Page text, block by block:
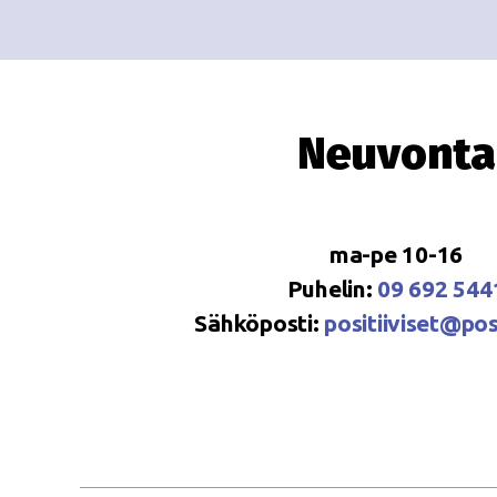
Neuvonta
ma-pe 10-16
Puhelin: 09 692
Sähköposti: